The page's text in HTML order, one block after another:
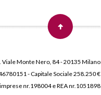
Viale Monte Nero, 84 - 20135 Milano
- Capitale Sociale 258.250 €
nr.198004 e REA nr.1051898